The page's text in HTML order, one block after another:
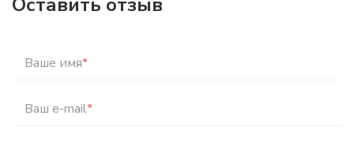
Ваше имя*
Ваш e-mail*